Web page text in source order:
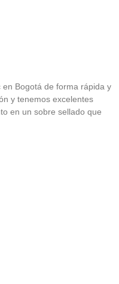
Bogotá de forma rápida y
y tenemos excelentes
en un sobre sellado que